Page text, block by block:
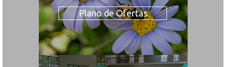
Plano de Ofertas